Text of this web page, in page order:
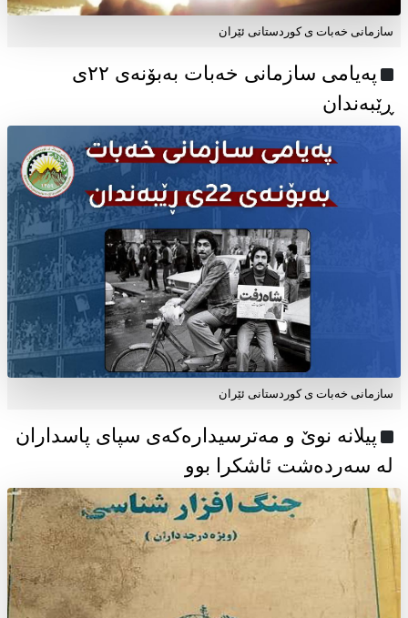
سازمانی خەبات ی کوردستانی ئێران
پەیامی سازمانی خەبات بەبۆنەی ۲۲ی
ڕێبەندان
سازمانی خەبات ی كوردستانی ئێران
پیلانە نوێ و مەترسیدارەکەی سپای پاسداران
لە سەردەشت ئاشکرا بوو